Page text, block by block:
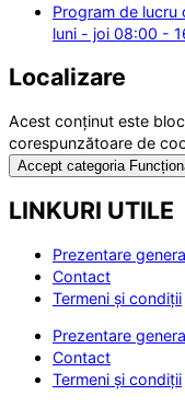
Program de lucru
luni - joi 08:00 -
Localizare
Acest conținut este
corespunzătoare de
Accept categoria
LINKURI UTILE
Prezentare
Contact
Termeni și condiții
Prezentare
Contact
Termeni și condiții